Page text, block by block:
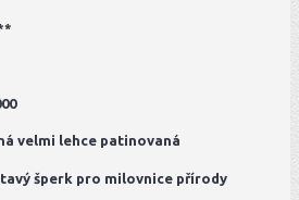
velmi lehce patinovaná
šperk pro milovnice přírody